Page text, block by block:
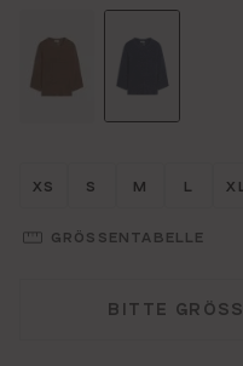
Größe wählen
XS Größe
S Größe
M L XL
GRÖSSENTABELLE
BITTE